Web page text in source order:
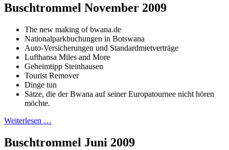
Buschtrommel November 2009
The new making of bwana.de
Nationalparkbuchungen in Botswana
Auto-Versicherungen und Standardmietverträge
Lufthansa Miles and More
Geheimtipp Steinhausen
Tourist Remover
Dinge tun
Sätze, die der Bwana auf seiner Europatournee nicht hören
möchte.
Weiterlesen …
Buschtrommel Juni 2009